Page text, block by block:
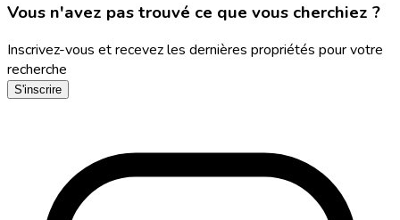
Vous n'avez pas trouvé ce que vous cherchiez ?
Inscrivez-vous et recevez les dernières propriétés pour votre
recherche
S'inscrire